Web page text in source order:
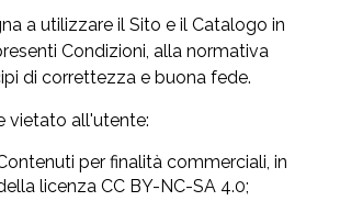
a utilizzare il Sito e il Catalogo in
Condizioni, alla normativa
di correttezza e buona fede.
vietato all'utente:
per finalità commerciali, in
licenza CC BY-NC-SA 4.0;